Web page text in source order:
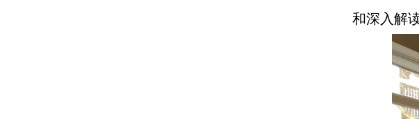
和深入解